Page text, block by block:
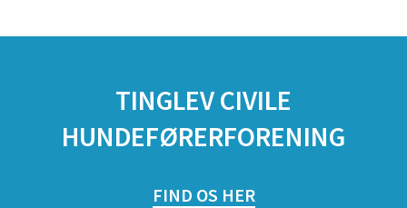
TINGLEV CIVILE
HUNDEFØRERFORENING
FIND OS HER